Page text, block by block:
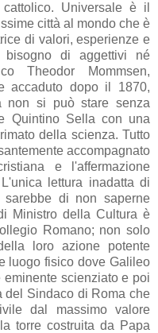
Universale è il
città al mondo che è
di valori, esperienze e
di aggettivi né
Theodor Mommsen,
accaduto dopo il 1870,
non si può stare senza
Quintino Sella con una
della scienza. Tutto
accompagnato
e l'affermazione
lettura inadatta di
sarebbe di non saperne
Ministro della Cultura è
Romano; non solo
loro azione potente
luogo fisico dove Galileo
scienziato e poi
del Sindaco di Roma che
dal massimo valore
torre costruita da Papa